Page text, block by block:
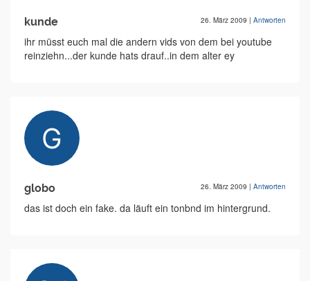
kunde 26. März 2009 | Antworten
ihr müsst euch mal die andern vids von dem bei youtube
reinziehn...der kunde hats drauf..in dem alter ey
globo 26. März 2009 | Antworten
das ist doch ein fake. da läuft ein tonbnd im hintergrund.